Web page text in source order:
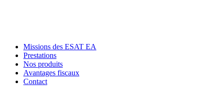
Missions des ESAT EA
Prestations
Nos produits
Avantages fiscaux
Contact